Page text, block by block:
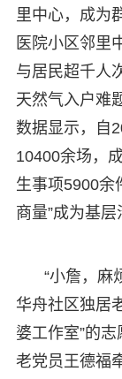
里中心，成为
医院小区邻里
与居民超千人
天然气入户难
数据显示，自
10400余场，
生事项5900余
商量”成为基层
“小詹，麻
华舟社区独居
婆工作室”的
老党员王德福